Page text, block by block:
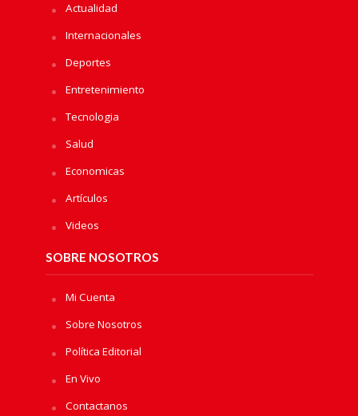
Actualidad
Internacionales
Deportes
Entretenimiento
Tecnologia
Salud
Economicas
Artículos
Videos
SOBRE NOSOTROS
Mi Cuenta
Sobre Nosotros
Política Editorial
En Vivo
Contactanos